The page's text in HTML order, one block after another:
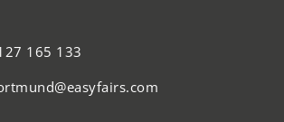
165 133